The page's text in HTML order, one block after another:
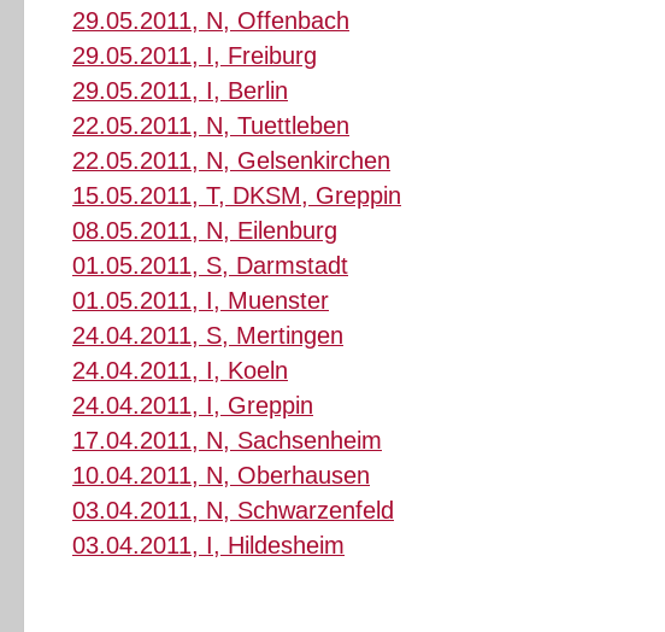
29.05.2011, N, Offenbach
29.05.2011, I, Freiburg
29.05.2011, I, Berlin
22.05.2011, N, Tuettleben
22.05.2011, N, Gelsenkirchen
15.05.2011, T, DKSM, Greppin
08.05.2011, N, Eilenburg
01.05.2011, S, Darmstadt
01.05.2011, I, Muenster
24.04.2011, S, Mertingen
24.04.2011, I, Koeln
24.04.2011, I, Greppin
17.04.2011, N, Sachsenheim
10.04.2011, N, Oberhausen
03.04.2011, N, Schwarzenfeld
03.04.2011, I, Hildesheim